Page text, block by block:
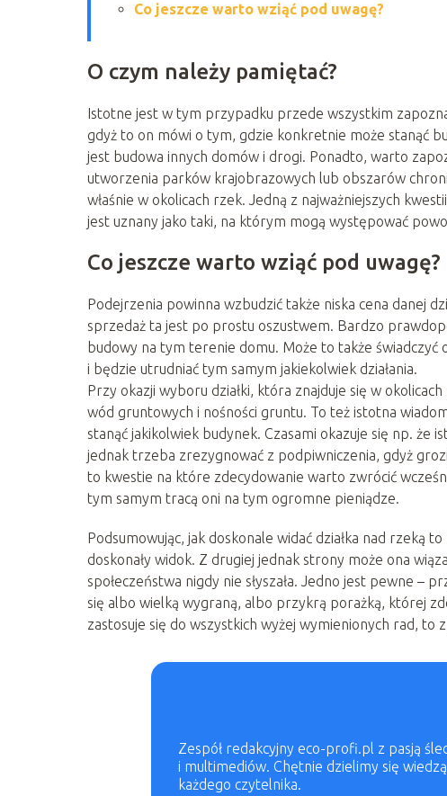
Co jeszcze warto wziąć pod uwagę?
O czym należy pamiętać?
Istotne jest w tym przypadku przede wszystkim
gdyż to on mówi o tym, gdzie konkretnie może stanąć
jest budowa innych domów i drogi. Ponadto, warto
utworzenia parków krajobrazowych lub obszarów
właśnie w okolicach rzek. Jedną z najważniejszych
jest uznany jako taki, na którym mogą występować
Co jeszcze warto wziąć pod uwagę?
Podejrzenia powinna wzbudzić także niska cena danej
sprzedaż ta jest po prostu oszustwem. Bardzo
budowy na tym terenie domu. Może to także
i będzie utrudniać tym samym jakiekolwiek działania.
Przy okazji wyboru działki, która znajduje się w
wód gruntowych i nośności gruntu. To też istotna
stanąć jakikolwiek budynek. Czasami okazuje się np. że
jednak trzeba zrezygnować z podpiwniczenia, gdyż
to kwestie na które zdecydowanie warto zwrócić
tym samym tracą oni na tym ogromne pieniądze.
Podsumowując, jak doskonale widać działka nad rzeką
doskonały widok. Z drugiej jednak strony może ona
społeczeństwa nigdy nie słyszała. Jedno jest pewne –
się albo wielką wygraną, albo przykrą porażką, której
zastosuje się do wszystkich wyżej wymienionych rad, to
Zespół redakcyjny eco-profi.pl z pasją
i multimediów. Chętnie dzielimy się
każdego czytelnika.